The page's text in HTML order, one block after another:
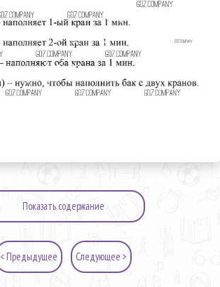
Показать содержание
< Предыдущее Следующее >